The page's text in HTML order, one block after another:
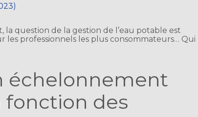
la question de la gestion de l’eau potable est
les professionnels les plus consommateurs… Qui
échelonnement
fonction des